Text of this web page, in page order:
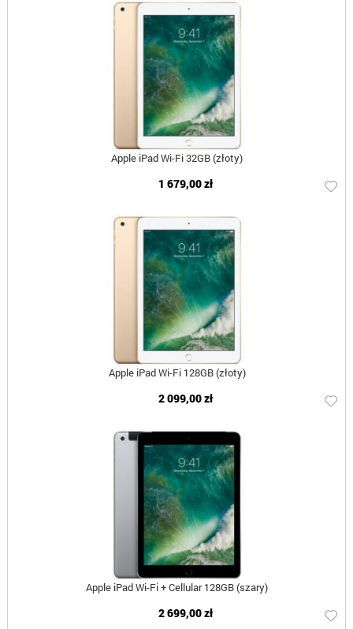
Apple iPad Wi-Fi 32GB (złoty)
1 679,00 zł
Apple iPad Wi-Fi 128GB (złoty)
2 099,00 zł
Apple iPad Wi-Fi + Cellular 128GB (szary)
2 699,00 zł